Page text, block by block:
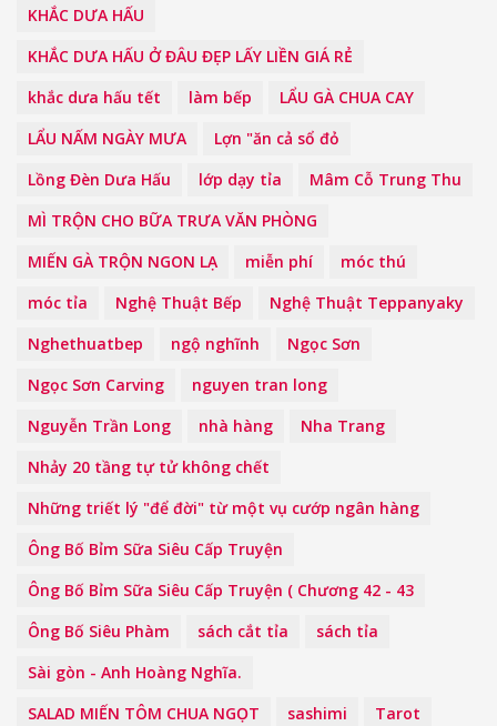
KHẮC DƯA HẤU
KHẮC DƯA HẤU Ở ĐÂU ĐẸP LẤY LIỀN GIÁ RẺ
khắc dưa hấu tết
làm bếp
LẨU GÀ CHUA CAY
LẨU NẤM NGÀY MƯA
Lợn "ăn cả sổ đỏ
Lồng Đèn Dưa Hấu
lớp dạy tỉa
Mâm Cỗ Trung Thu
MÌ TRỘN CHO BỮA TRƯA VĂN PHÒNG
MIẾN GÀ TRỘN NGON LẠ
miễn phí
móc thú
móc tỉa
Nghệ Thuật Bếp
Nghệ Thuật Teppanyaky
Nghethuatbep
ngộ nghĩnh
Ngọc Sơn
Ngọc Sơn Carving
nguyen tran long
Nguyễn Trần Long
nhà hàng
Nha Trang
Nhảy 20 tầng tự tử không chết
Những triết lý "để đời" từ một vụ cướp ngân hàng
Ông Bố Bỉm Sữa Siêu Cấp Truyện
Ông Bố Bỉm Sữa Siêu Cấp Truyện ( Chương 42 - 43
Ông Bố Siêu Phàm
sách cắt tỉa
sách tỉa
Sài gòn - Anh Hoàng Nghĩa.
SALAD MIẾN TÔM CHUA NGỌT
sashimi
Tarot